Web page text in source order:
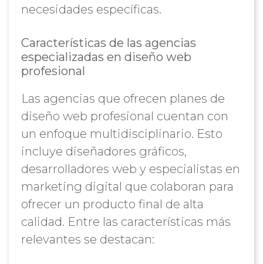
necesidades específicas.
Características de las agencias
especializadas en diseño web
profesional
Las agencias que ofrecen planes de
diseño web profesional cuentan con
un enfoque multidisciplinario. Esto
incluye diseñadores gráficos,
desarrolladores web y especialistas en
marketing digital que colaboran para
ofrecer un producto final de alta
calidad. Entre las características más
relevantes se destacan: